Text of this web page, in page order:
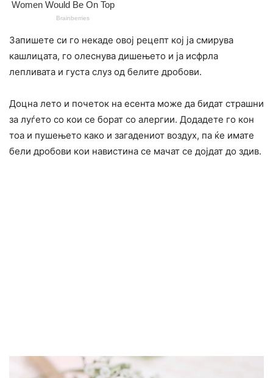
Запишете си го некаде овој рецепт кој ја смирува
кашлицата, го олеснува дишењето и ја исфрла
лепливата и густа слуз од белите дробови.
Доцна лето и почеток на есента може да бидат страшни
за луѓето со кои се борат со алергии. Додадете го кон
тоа и пушењето како и загадениот воздух, па ќе имате
бели дробови кои навистина се мачат се дојдат до здив.